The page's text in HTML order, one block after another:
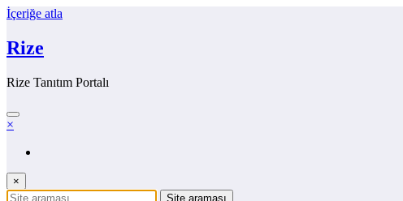
İçeriğe atla
Rize
Rize Tanıtım Portalı
×
×